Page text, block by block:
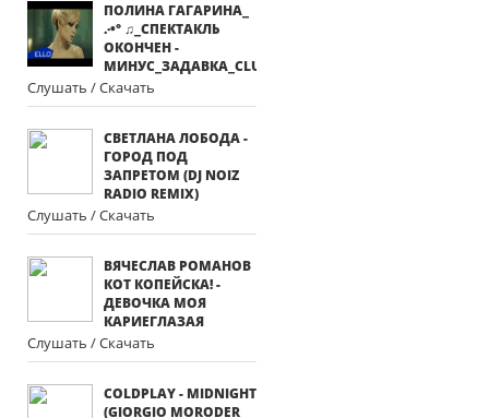
ПОЛИНА ГАГАРИНА_
.·•° ♫_СПЕКТАКЛЬ
ОКОНЧЕН -
МИНУС_ЗАДАВКА_CLUB18921089
Слушать / Скачать
СВЕТЛАНА ЛОБОДА -
ГОРОД ПОД
ЗАПРЕТОМ (DJ NOIZ
RADIO REMIX)
Слушать / Скачать
ВЯЧЕСЛАВ РОМАНОВ
КОТ КОПЕЙСКА! -
ДЕВОЧКА МОЯ
КАРИЕГЛАЗАЯ
Слушать / Скачать
COLDPLAY - MIDNIGHT
(GIORGIO MORODER